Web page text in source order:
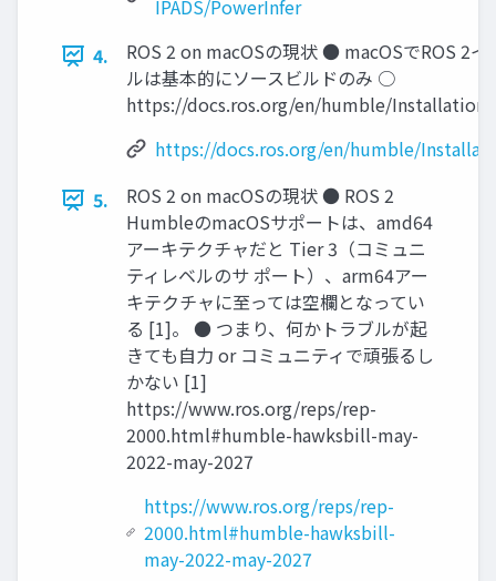
IPADS/PowerInfer
4.
ROS 2 on macOSの現状 ● macOSでROS 2イ
ルは基本的にソースビルドのみ ○
https://docs.ros.org/en/humble/
https://docs.ros.org/en/humble/
5.
ROS 2 on macOSの現状 ● ROS 2
HumbleのmacOSサポートは、amd64
アーキテクチャだと Tier 3（コミュニ
ティレベルのサ ポート）、arm64アー
キテクチャに至っては空欄となってい
る [1]。 ● つまり、何かトラブルが起
きても自力 or コミュニティで頑張るし
かない [1]
https://www.ros.org/reps/rep-
2000.html#humble-hawksbill-may-
2022-may-2027
https://www.ros.org/reps/rep-
2000.html#humble-hawksbill-
may-2022-may-2027